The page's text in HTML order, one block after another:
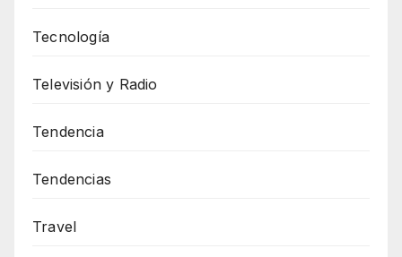
Tecnología
Televisión y Radio
Tendencia
Tendencias
Travel